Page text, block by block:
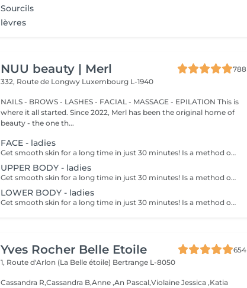
Sourcils
lèvres
NUU beauty | Merl
788
332, Route de Longwy Luxembourg L-1940
NAILS - BROWS - LASHES - FACIAL - MASSAGE - EPILATION This is
where it all started. Since 2022, Merl has been the original home of
beauty - the one th...
FACE - ladies
Get smooth skin for a long time in just 30 minutes! Is a method of hair removal when your hair is pulled out with warm wax with the hair follicle. How is wax epilation done? - preparation is performed - wax is applied - depilation is performed - wax residue is removed Age restrictions: recommended to do from 14 years. Post procedure recommendations: do not take hot bath, do not visit sauna, do not swim in the pool for 12 hours after the procedure - it can cause irritation. Frequency: once in 4 weeks.
UPPER BODY - ladies
Get smooth skin for a long time in just 30 minutes! Is a method of hair removal when your hair is pulled out with warm wax with the hair follicle. How is wax epilation done? - preparation is performed - wax is applied - depilation is performed - wax residue is removed Age restrictions: recommended to do from 14 years. Post procedure recommendations: do not take hot bath, do not visit sauna, do not swim in the pool for 12 hours after the procedure - it can cause irritation. Frequency: once in 4 weeks.
LOWER BODY - ladies
Get smooth skin for a long time in just 30 minutes! Is a method of hair removal when your hair is pulled out with warm wax with the hair follicle. How is wax epilation done? - preparation is performed - wax is applied - depilation is performed - wax residue is removed Age restrictions: recommended to do from 14 years. Post procedure recommendations: do not take hot bath, do not visit sauna, do not swim in the pool for 12 hours after the procedure - it can cause irritation. Frequency: once in 4 weeks.
Yves Rocher Belle Etoile
654
1, Route d'Arlon (La Belle étoile) Bertrange L-8050
Cassandra R,Cassandra B,Anne ,An Pascal,Violaine Jessica ,Katia